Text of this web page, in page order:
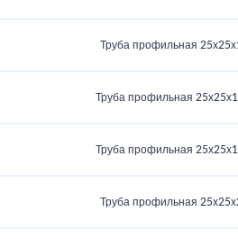
Труба профильная
Труба профильная
Труба профильная
Труба профильная